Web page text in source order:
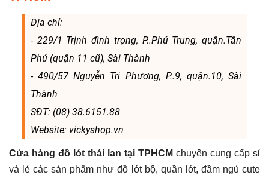
Địa chỉ:
- 229/1 Trịnh đình trọng, P..Phú Trung, quận.Tân
Phú (quận 11 cũ), Sài Thành
- 490/57 Nguyễn Tri Phương, P..9, quận.10, Sài
Thành
SĐT: (08) 38.6151.88
Website: vickyshop.vn
Cửa hàng đồ lót thái lan tại TPHCM chuyên cung cấp sỉ
và lẻ các sản phẩm như đồ lót bộ, quần lót, đầm ngủ cute